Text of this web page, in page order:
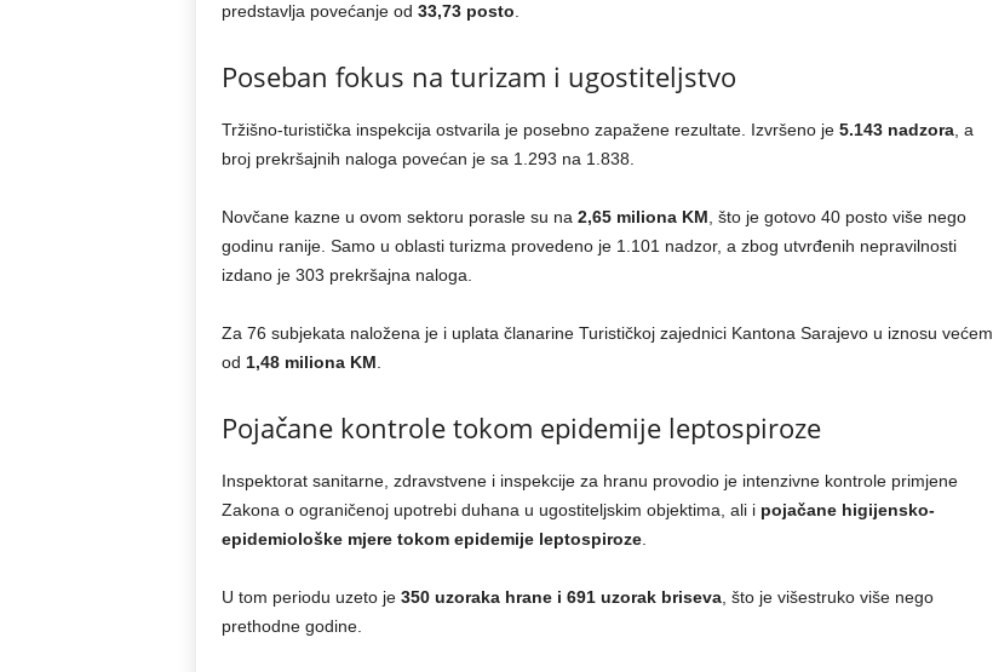
predstavlja povećanje od 33,73 posto
Poseban fokus na turizam i ugostiteljstvo
Tržišno-turistička inspekcija ostvarila je posebno zapažene rezultate. Izvršeno je 5.143 nadzora, a
broj prekršajnih naloga povećan je sa 1.293 na 1.838.
Novčane kazne u ovom sektoru porasle su na 2,65 miliona KM , što je gotovo 40 posto više nego
godinu ranije. Samo u oblasti turizma provedeno je 1.101 nadzor, a zbog utvrđenih nepravilnosti
izdano je 303 prekršajna naloga.
Za 76 subjekata naložena je i uplata članarine Turističkoj zajednici Kantona Sarajevo u iznosu većem
od 1,48 miliona KM
Pojačane kontrole tokom epidemije leptospiroze
Inspektorat sanitarne, zdravstvene i inspekcije za hranu provodio je intenzivne kontrole primjene
Zakona o ograničenoj upotrebi duhana u ugostiteljskim objektima, ali i pojačane higijensko-
epidemiološke mjere tokom epidemije leptospiroze.
U tom periodu uzeto je 350 uzoraka hrane i 691 uzorak briseva, što je višestruko više nego
prethodne godine.